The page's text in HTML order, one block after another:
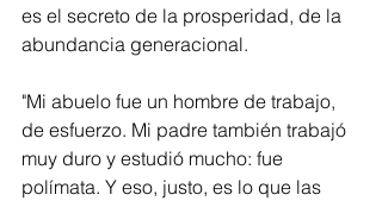
es el secreto de la prosperidad, de la
abundancia generacional.
"Mi abuelo fue un hombre de trabajo,
de esfuerzo. Mi padre también trabajó
muy duro y estudió mucho: fue
polímata. Y eso, justo, es lo que las